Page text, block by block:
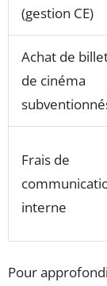
(gestion CE)
Achat de
de cinéma
Frais de
interne
Pour